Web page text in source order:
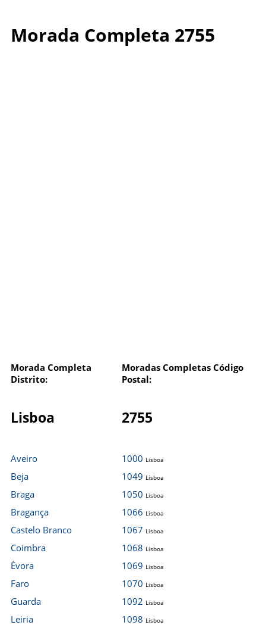
Morada Completa 2755
Morada Completa
Distrito:
Moradas Completas Código
Postal:
Lisboa 2755
Aveiro
Beja
Braga
Bragança
Castelo Branco
Coimbra
Évora
Faro
Guarda
Leiria
1000 Lisboa
1049 Lisboa
1050 Lisboa
1066 Lisboa
1067 Lisboa
1068 Lisboa
1069 Lisboa
1070 Lisboa
1092 Lisboa
1098 Lisboa